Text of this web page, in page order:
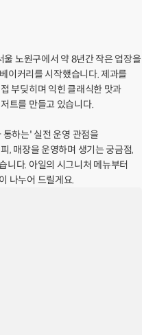
노원구에서 약 8년간 작은 업장을
이커리를 시작했습니다. 제과를
부딪히며 익힌 클래식한 맛과
트를 만들고 있습니다.
하는' 실전 운영 관점을
, 매장을 운영하며 생기는 궁금점,
니다. 아일의 시그니처 메뉴부터
나누어 드릴게요.